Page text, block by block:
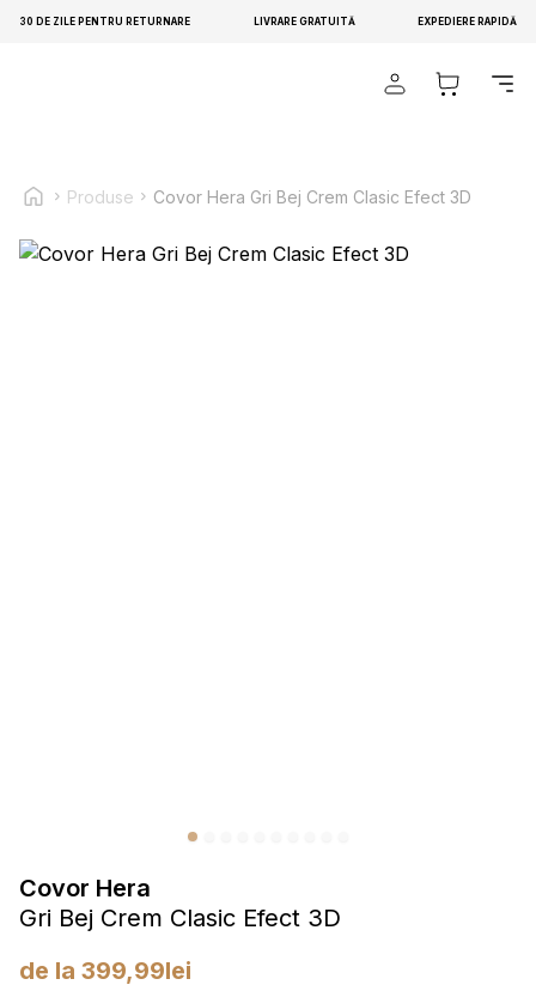
30 DE ZILE PENTRU RETURNARE LIVRARE GRATUITĂ EXPEDIERE RAPIDĂ
Produse Covor Hera Gri Bej Crem Clasic Efect 3D
Covor Hera
Gri Bej Crem Clasic Efect 3D
de la 399,99lei
în care utilizezi site-ul nostru cu partenerii noștri sociali, de
informații cu alte date primite de la tine sau obținute în timpul
Cookie-urile de marketing sunt utilizate pentru a urmări
utilizatorii pe site-uri web. Scopul este de a afișa reclame
mai valoroase pentru editori și anunțători de terță parte.